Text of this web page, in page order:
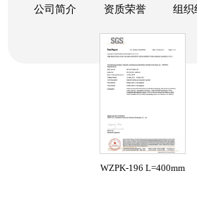
公司简介 资质荣誉 组织
WZPK-196 L=400mm